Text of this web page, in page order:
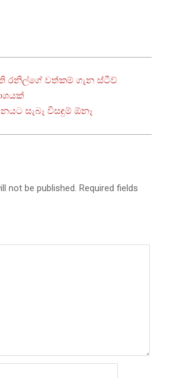
රනිල්ගේ වත්කම් ගැන ස්ටීව්
සැබෑ විසඳුම් ඕනෑ
not be published. Required fields